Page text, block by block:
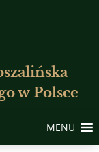
w Polsce
MENU